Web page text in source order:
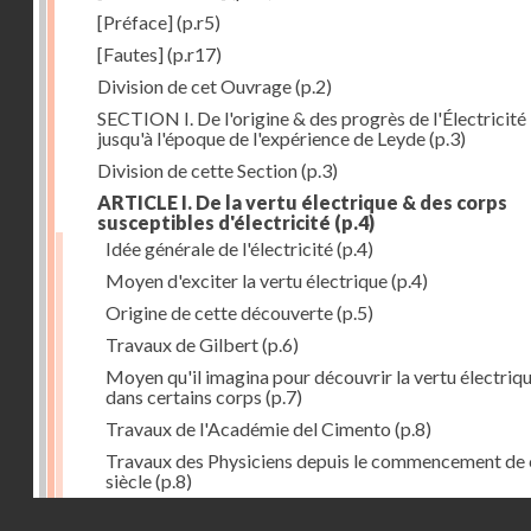
[Préface](p.r5)
[Fautes](p.r17)
Division de cet Ouvrage(p.2)
SECTION I. De l'origine & des progrès de l'Électricité
jusqu'à l'époque de l'expérience de Leyde(p.3)
Division de cette Section(p.3)
ARTICLE I. De la vertu électrique & des corps
susceptibles d'électricité (p.4)
Idée générale de l'électricité(p.4)
Moyen d'exciter la vertu électrique(p.4)
Origine de cette découverte(p.5)
Travaux de Gilbert(p.6)
Moyen qu'il imagina pour découvrir la vertu
dans certains corps (p.7)
Travaux de l'Académie del Cimento (p.8)
Travaux des Physiciens depuis le commencement de
siècle(p.8)